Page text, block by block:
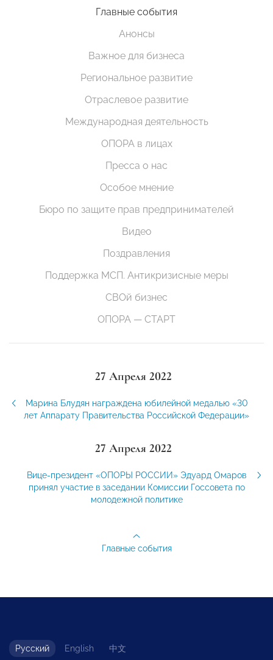
Главные события
Анонсы
Важное для бизнеса
Региональное развитие
Отраслевое развитие
Международная деятельность
ОПОРА в лицах
Пресса о нас
Особое мнение
Бюро по защите прав предпринимателей
Видео
Поздравления
Поддержка МСП. Антикризисные меры
СВОй бизнес
ОПОРА — СТАРТ
27 Апреля 2022
Марина Блудян награждена юбилейной медалью «30
лет Аппарату Правительства Российской Федерации»
27 Апреля 2022
Вице-президент «ОПОРЫ РОССИИ» Эдуард Омаров
принял участие в заседании Комиссии Госсовета по
молодежной политике
Главные события
Русский English 中文